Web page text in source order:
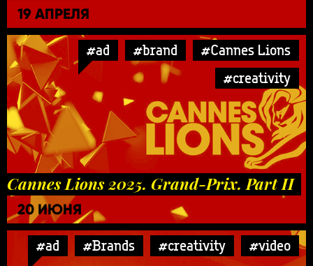
19 АПРЕЛЯ
#ad #brand
#Cannes Lions
#creativity
Cannes Lions 2025. Grand-Prix. Part II
20 ИЮНЯ
#ad #Brands #creativity #video